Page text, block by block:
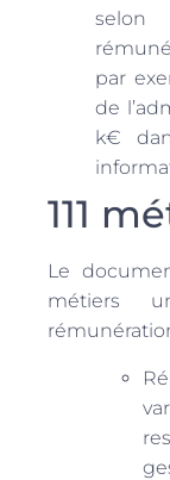
par
de
k€
111
Le
métiers